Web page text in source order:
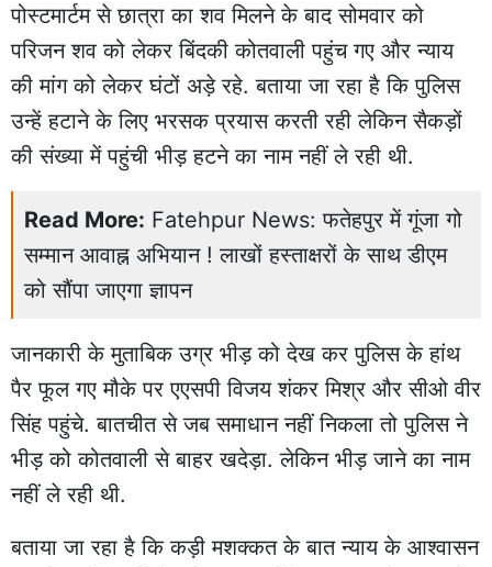
पोस्टमार्टम से छात्रा का शव मिलने के बाद सोमवार को
परिजन शव को लेकर बिंदकी कोतवाली पहुंच गए और न्याय
की मांग को लेकर घंटों अड़े रहे. बताया जा रहा है कि पुलिस
उन्हें हटाने के लिए भरसक प्रयास करती रही लेकिन सैकड़ों
की संख्या में पहुंची भीड़ हटने का नाम नहीं ले रही थी.
Read More: Fatehpur News: फतेहपुर में गूंजा गो
सम्मान आवाह्न अभियान ! लाखों हस्ताक्षरों के साथ डीएम
को सौंपा जाएगा ज्ञापन
जानकारी के मुताबिक उग्र भीड़ को देख कर पुलिस के हांथ
पैर फूल गए मौके पर एएसपी विजय शंकर मिश्र और सीओ वीर
सिंह पहुंचे. बातचीत से जब समाधान नहीं निकला तो पुलिस ने
भीड़ को कोतवाली से बाहर खदेड़ा. लेकिन भीड़ जाने का नाम
नहीं ले रही थी.
बताया जा रहा है कि कड़ी मशक्कत के बात न्याय के आश्वासन